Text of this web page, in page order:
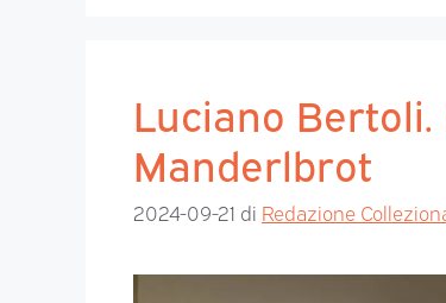
Luciano
Manderlbrot
2024-09-21 di Redazione